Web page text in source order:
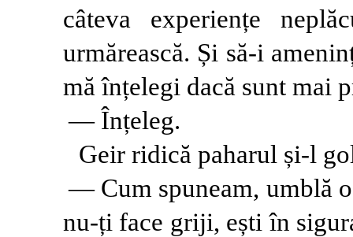
câteva experiențe
urmărească. Și să-i
mă înțelegi dacă sunt mai
— Înțeleg.
Geir ridică paharul și-l
— Cum spuneam, umblă
nu-ți face griji, ești în